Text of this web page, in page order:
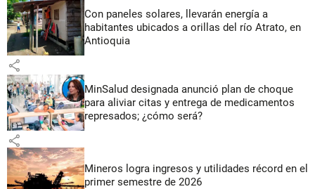
Con paneles solares, llevarán energía a
habitantes ubicados a orillas del río Atrato, en
Antioquia
share
MinSalud designada anunció plan de choque
para aliviar citas y entrega de medicamentos
represados; ¿cómo será?
share
Mineros logra ingresos y utilidades récord en el
primer semestre de 2026